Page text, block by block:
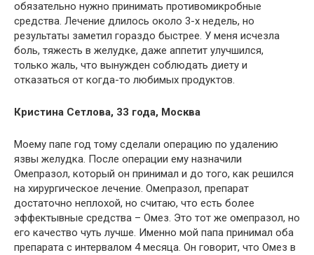
обязательно нужно принимать противомикробные
средства. Лечение длилось около 3-х недель, но
результаты заметил гораздо быстрее. У меня исчезла
боль, тяжесть в желудке, даже аппетит улучшился,
только жаль, что вынужден соблюдать диету и
отказаться от когда-то любимых продуктов.
Кристина Сетлова, 33 года, Москва
Моему папе год тому сделали операцию по удалению
язвы желудка. После операции ему назначили
Омепразол, который он принимал и до того, как решился
на хирургическое лечение. Омепразол, препарат
достаточно неплохой, но считаю, что есть более
эффектывные средства – Омез. Это тот же омепразол, но
его качество чуть лучше. Именно мой папа принимал оба
препарата с интервалом 4 месяца. Он говорит, что Омез в